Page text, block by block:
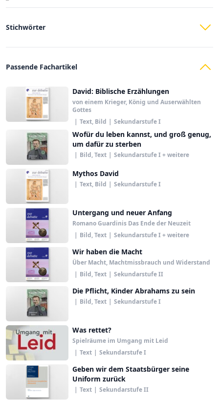
Stichwörter
Passende Fachartikel
David: Biblische Erzählungen
von einem Krieger, König und Auserwählten
Gottes
| Text, Bild | Sekundarstufe I
Wofür du leben kannst, und groß genug,
um dafür zu sterben
| Bild, Text | Sekundarstufe I + weitere
Mythos David
| Text, Bild | Sekundarstufe I
Untergang und neuer Anfang
Romano Guardinis Das Ende der Neuzeit
| Bild, Text | Sekundarstufe I + weitere
Wir haben die Macht
Über Macht, Machtmissbrauch und Widerstand
| Bild, Text | Sekundarstufe II
Die Pflicht, Kinder Abrahams zu sein
| Bild, Text | Sekundarstufe I
Was rettet?
Spielräume im Umgang mit Leid
| Text | Sekundarstufe I
Geben wir dem Staatsbürger seine
Uniform zurück
| Text | Sekundarstufe II